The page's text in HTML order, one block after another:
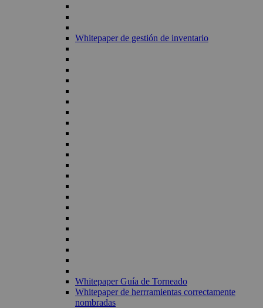
Whitepaper de gestión de inventario
Whitepaper Guía de Torneado
Whitepaper de herrramientas correctamente
nombradas